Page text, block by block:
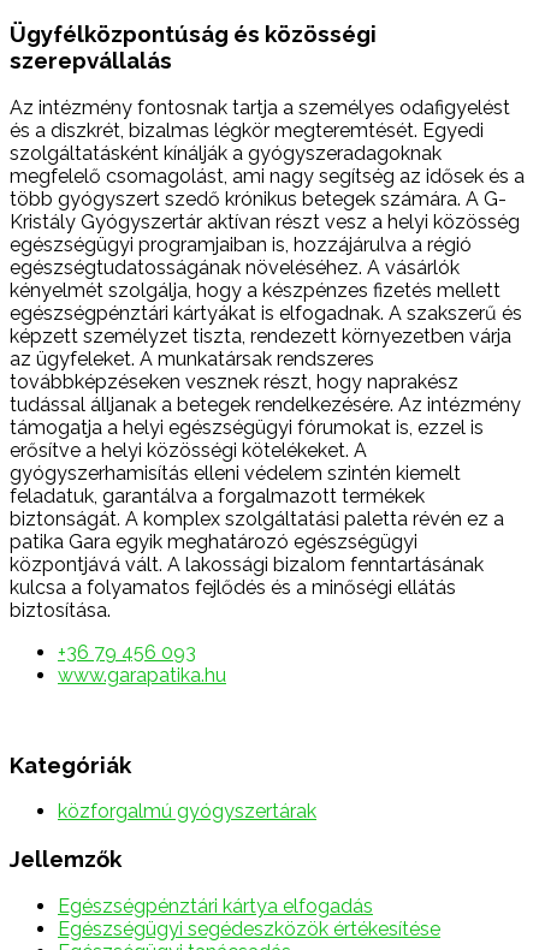
Ügyfélközpontúság és közösségi
szerepvállalás
Az intézmény fontosnak tartja a személyes odafigyelést
és a diszkrét, bizalmas légkör megteremtését. Egyedi
szolgáltatásként kínálják a gyógyszeradagoknak
megfelelő csomagolást, ami nagy segítség az idősek és a
több gyógyszert szedő krónikus betegek számára. A G-
Kristály Gyógyszertár aktívan részt vesz a helyi közösség
egészségügyi programjaiban is, hozzájárulva a régió
egészségtudatosságának növeléséhez. A vásárlók
kényelmét szolgálja, hogy a készpénzes fizetés mellett
egészségpénztári kártyákat is elfogadnak. A szakszerű és
képzett személyzet tiszta, rendezett környezetben várja
az ügyfeleket. A munkatársak rendszeres
továbbképzéseken vesznek részt, hogy naprakész
tudással álljanak a betegek rendelkezésére. Az intézmény
támogatja a helyi egészségügyi fórumokat is, ezzel is
erősítve a helyi közösségi kötelékeket. A
gyógyszerhamisítás elleni védelem szintén kiemelt
feladatuk, garantálva a forgalmazott termékek
biztonságát. A komplex szolgáltatási paletta révén ez a
patika Gara egyik meghatározó egészségügyi
központjává vált. A lakossági bizalom fenntartásának
kulcsa a folyamatos fejlődés és a minőségi ellátás
biztosítása.
+36 79 456 093
www.garapatika.hu
Kategóriák
közforgalmú gyógyszertárak
Jellemzők
Egészségpénztári kártya elfogadás
Egészségügyi segédeszközök értékesítése